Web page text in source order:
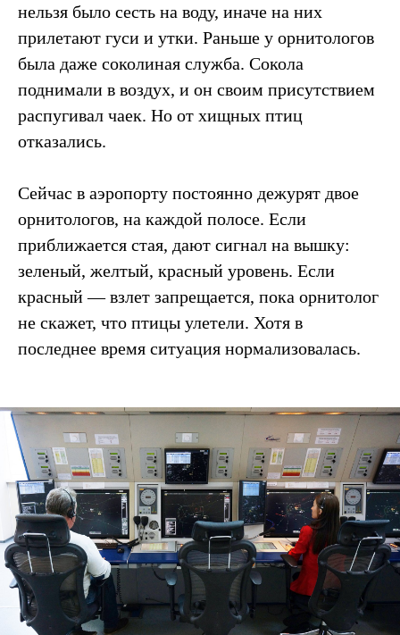
нельзя было сесть на воду, иначе на них
прилетают гуси и утки. Раньше у орнитологов
была даже соколиная служба. Сокола
поднимали в воздух, и он своим присутствием
распугивал чаек. Но от хищных птиц
отказались.
Сейчас в аэропорту постоянно дежурят двое
орнитологов, на каждой полосе. Если
приближается стая, дают сигнал на вышку:
зеленый, желтый, красный уровень. Если
красный — взлет запрещается, пока орнитолог
не скажет, что птицы улетели. Хотя в
последнее время ситуация нормализовалась.